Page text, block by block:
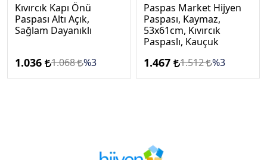
Kıvırcık Kapı Önü
Paspası Altı Açık,
Sağlam Dayanıklı
1.036 1.068 %3
Paspas Market Hijyen
Paspası, Kaymaz,
53x61cm, Kıvırcık
Paspaslı, Kauçuk
1.467 1.512 %3